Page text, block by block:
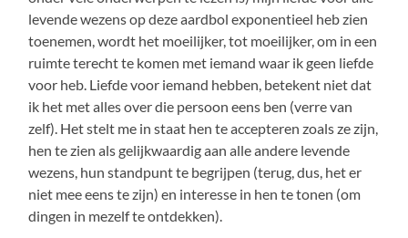
levende wezens op deze aardbol exponentieel heb zien
toenemen, wordt het moeilijker, tot moeilijker, om in een
ruimte terecht te komen met iemand waar ik geen liefde
voor heb. Liefde voor iemand hebben, betekent niet dat
ik het met alles over die persoon eens ben (verre van
zelf). Het stelt me in staat hen te accepteren zoals ze zijn,
hen te zien als gelijkwaardig aan alle andere levende
wezens, hun standpunt te begrijpen (terug, dus, het er
niet mee eens te zijn) en interesse in hen te tonen (om
dingen in mezelf te ontdekken).